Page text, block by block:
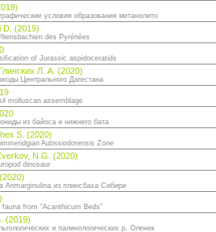
условия образования метанолито
D. (2019)
des Pyrénées
of Jurassic aspidoceratids
Л. А. (2020)
Центрального Дагестана
molluscan assemblage
из байоса и нижнего бата
S. (2020)
Autissiodorensis Zone
N.G. (2020)
dinosaur
Anmarginulina из плинсбаха Сибири
from “Acanthicum Beds”
(2019)
и палинологических р. Оленек